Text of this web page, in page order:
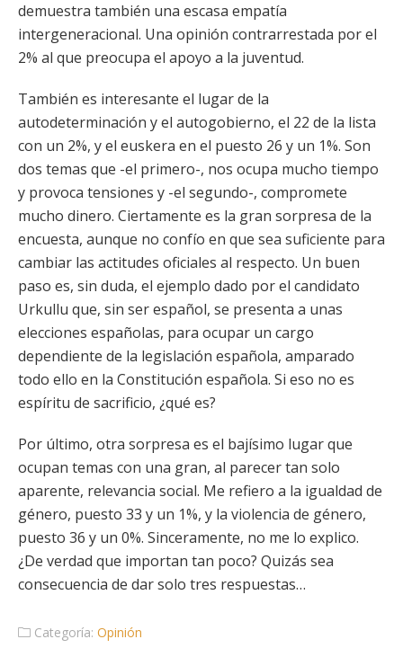
demuestra también una escasa empatía
intergeneracional. Una opinión contrarrestada por el
2% al que preocupa el apoyo a la juventud.
También es interesante el lugar de la
autodeterminación y el autogobierno, el 22 de la lista
con un 2%, y el euskera en el puesto 26 y un 1%. Son
dos temas que -el primero-, nos ocupa mucho tiempo
y provoca tensiones y -el segundo-, compromete
mucho dinero. Ciertamente es la gran sorpresa de la
encuesta, aunque no confío en que sea suficiente para
cambiar las actitudes oficiales al respecto. Un buen
paso es, sin duda, el ejemplo dado por el candidato
Urkullu que, sin ser español, se presenta a unas
elecciones españolas, para ocupar un cargo
dependiente de la legislación española, amparado
todo ello en la Constitución española. Si eso no es
espíritu de sacrificio, ¿qué es?
Por último, otra sorpresa es el bajísimo lugar que
ocupan temas con una gran, al parecer tan solo
aparente, relevancia social. Me refiero a la igualdad de
género, puesto 33 y un 1%, y la violencia de género,
puesto 36 y un 0%. Sinceramente, no me lo explico.
¿De verdad que importan tan poco? Quizás sea
consecuencia de dar solo tres respuestas…
Categoría: Opinión